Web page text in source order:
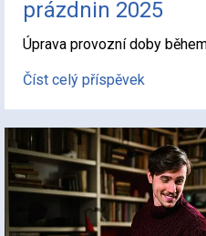
prázdnin 2025
Úprava provozní doby
Číst celý příspěvek